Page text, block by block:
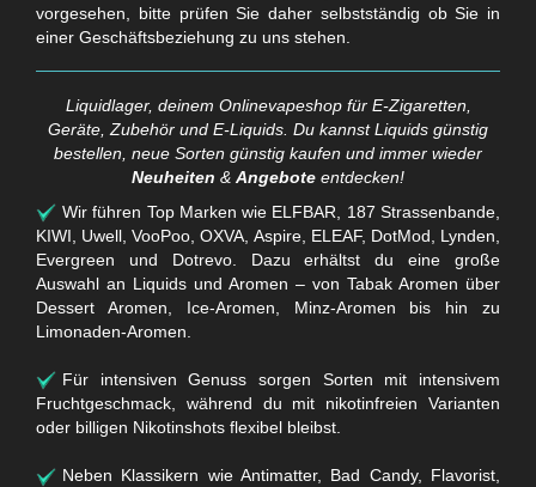
vorgesehen, bitte prüfen Sie daher selbstständig ob Sie in
einer Geschäftsbeziehung zu uns stehen.
Liquidlager, deinem Onlinevapeshop für E-Zigaretten,
Geräte, Zubehör und E-Liquids. Du kannst Liquids günstig
bestellen, neue Sorten günstig kaufen und immer wieder
Neuheiten & Angebote entdecken!
Wir führen Top Marken wie ELFBAR, 187 Strassenbande,
KIWI, Uwell, VooPoo, OXVA, Aspire, ELEAF, DotMod, Lynden,
Evergreen und Dotrevo. Dazu erhältst du eine große
Auswahl an Liquids und Aromen – von Tabak Aromen über
Dessert Aromen, Ice-Aromen, Minz-Aromen bis hin zu
Limonaden-Aromen.
Für intensiven Genuss sorgen Sorten mit intensivem
Fruchtgeschmack, während du mit nikotinfreien Varianten
oder billigen Nikotinshots flexibel bleibst.
Neben Klassikern wie Antimatter, Bad Candy, Flavorist,